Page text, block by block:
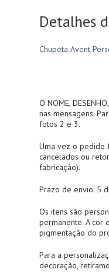
Detalhes
Chupeta Avent
O NOME,
nas mensagens.
fotos 2 e 3.
Uma vez o pedido
cancelados ou
fabricação).
Prazo de envio: 5
Os itens são
permanente. A cor
pigmentação do
Para a
decoração,